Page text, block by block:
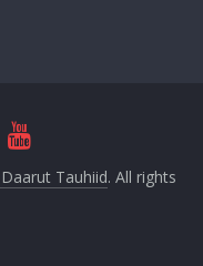
Tauhiid. All rights